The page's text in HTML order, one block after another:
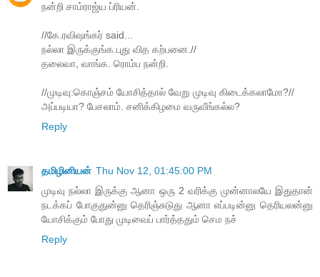
நன்றி சாம்ராஜ்ய ப்ரியன்.
//கே.ரவிஷங்கர் said...
நல்லா இருக்குங்க.புது வித கற்பனை.//
தலைவா, வாங்க. ரொம்ப நன்றி.
//முடிவு:கொஞ்சம் யோசித்தால் வேறு முடிவு கிடைக்கலாமோ?//
அப்படியா? பேசலாம். சனிக்கிழமை வருவீங்கல்ல?
Reply
தமிழினியன் Thu Nov 12, 01:45:00 PM
முடிவு நல்லா இருக்கு ஆனா ஒரு 2 வரிக்கு முன்னாலயே இதுதான்
நடக்கப் போகுதுன்னு தெரிஞ்சுடுது ஆனா எப்படின்னு தெரியலன்னு
யோசிக்கும் போது முடிவைப் பார்த்ததும் செம நச்
Reply